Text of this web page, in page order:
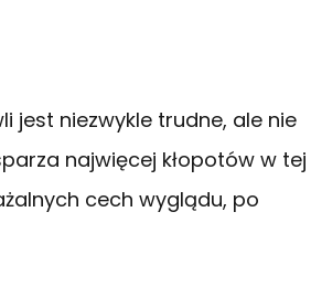
jest niezwykle trudne, ale nie
najwięcej kłopotów w tej
cech wyglądu, po